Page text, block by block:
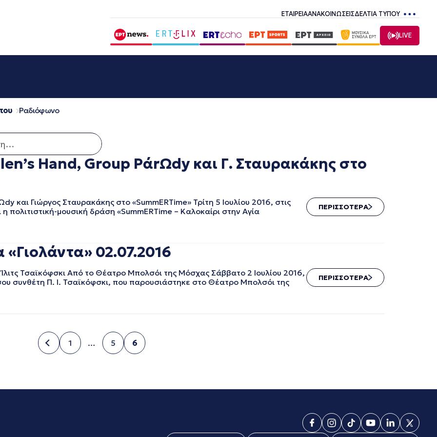
ΕΤΑΙΡΕΙΑΑΝΑΚΟΙΝΩΣΕΙΣΔΕΛΤΙΑ ΤΥΠΟΥ
LIVE
Ραδιόφωνο
Hand, Group PάrΩdy και Γ. Σταυρακάκης στο
και Γιώργος Σταυρακάκης στο «SummERTime» Τρίτη 5 Ιουλίου 2016, στις
μουσική δράση «SummERTime – Καλοκαίρι στην Αγία
ΠΕΡΙΣΣΟΤΕΡΑ
02.07.2016
Τσαϊκόφσκι Από το Θέατρο Μπολσόι της Μόσχας Σάββατο 2 Ιουλίου 2016,
συνθέτη Π. Ι. Τσαϊκόφσκι, που παρουσιάστηκε στο Θέατρο Μπολσόι της
ΠΕΡΙΣΣΟΤΕΡΑ
Σελίδα
1
…
Σελίδα
5
Σελίδα
6